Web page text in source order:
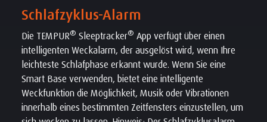
Schlafzyklus-Alarm
Die TEMPUR® Sleeptracker® App verfügt über einen
intelligenten Weckalarm, der ausgelöst wird, wenn Ihre
leichteste Schlafphase erkannt wurde. Wenn Sie eine
Smart Base verwenden, bietet eine intelligente
Weckfunktion die Möglichkeit, Musik oder Vibrationen
innerhalb eines bestimmten Zeitfensters einzustellen, um